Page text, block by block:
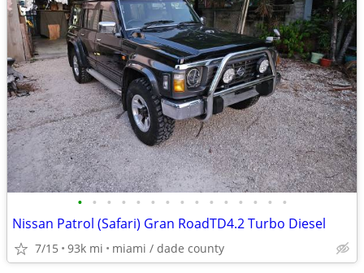
• • • • • • • • • • • • • • •
Nissan Patrol (Safari) Gran RoadTD4.2 Turbo Diesel
7/15 93k mi miami / dade county